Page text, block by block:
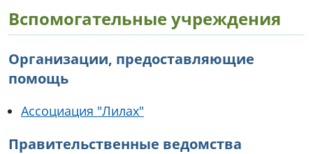
Вспомогательные учреждения
Организации, предоставляющие
помощь
Ассоциация "Лилах"
Правительственные ведомства